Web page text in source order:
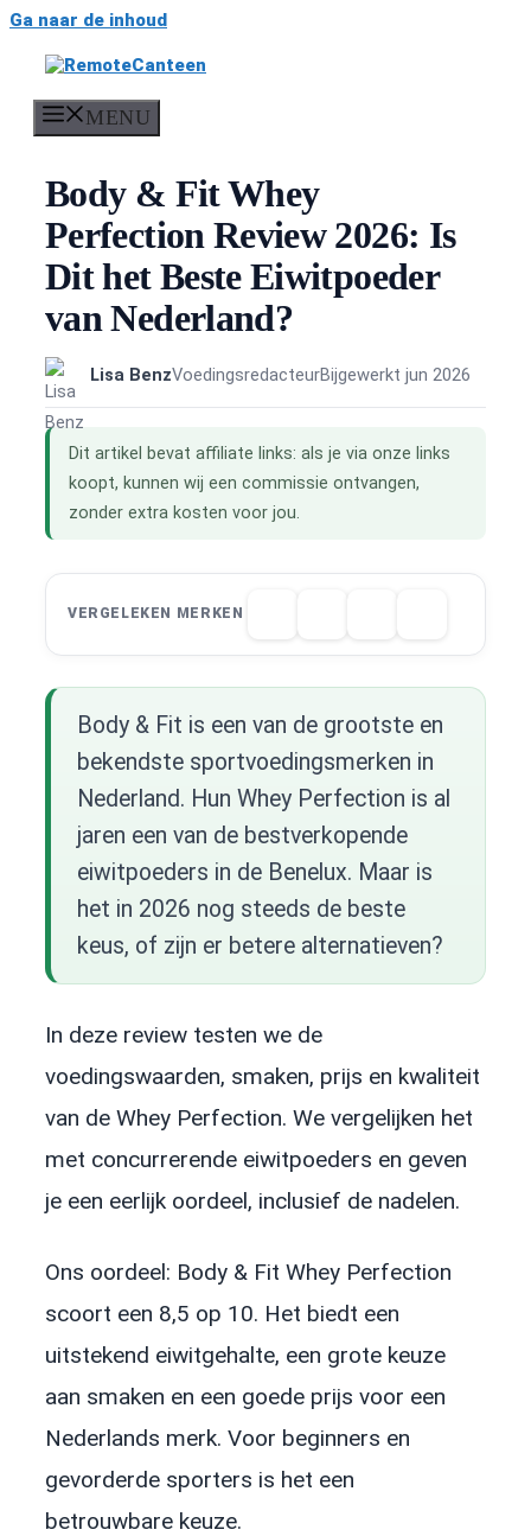
Ga naar de inhoud
MENU
Body & Fit Whey
Perfection Review 2026: Is
Dit het Beste Eiwitpoeder
van Nederland?
Lisa BenzVoedingsredacteurBijgewerkt jun 2026
Dit artikel bevat affiliate links: als je via onze links
koopt, kunnen wij een commissie ontvangen,
zonder extra kosten voor jou.
VERGELEKEN MERKEN
Body & Fit is een van de grootste en
bekendste sportvoedingsmerken in
Nederland. Hun Whey Perfection is al
jaren een van de bestverkopende
eiwitpoeders in de Benelux. Maar is
het in 2026 nog steeds de beste
keus, of zijn er betere alternatieven?
In deze review testen we de
voedingswaarden, smaken, prijs en kwaliteit
van de Whey Perfection. We vergelijken het
met concurrerende eiwitpoeders en geven
je een eerlijk oordeel, inclusief de nadelen.
Ons oordeel: Body & Fit Whey Perfection
scoort een 8,5 op 10. Het biedt een
uitstekend eiwitgehalte, een grote keuze
aan smaken en een goede prijs voor een
Nederlands merk. Voor beginners en
gevorderde sporters is het een
betrouwbare keuze.